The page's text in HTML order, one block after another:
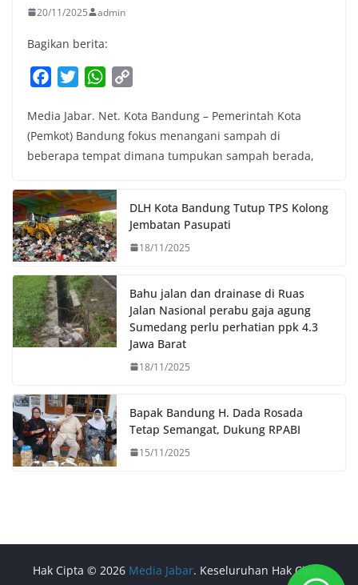
20/11/2025 admin
Bagikan berita:
c
e
b
o
k
i
t
t
r
W
a
t
s
p
p
p
y
L
n
k
Media Jabar. Net. Kota Bandung – Pemerintah Kota
(Pemkot) Bandung fokus menangani sampah di
beberapa tempat dimana tumpukan sampah berada,
DLH Kota Bandung Tutup TPS Kolong
Jembatan Pasupati
18/11/2025
Bahu jalan dan drainase di Ruas
Jalan Nasional perabu gaja agung
Sumedang perlu perhatian ppk 4.3
Jawa Barat
18/11/2025
Bapak Bandung H. Dada Rosada
Tetap Semangat, Dukung RPABI
15/11/2025
Hak Cipta © 2026 Media Jabar. Keseluruhan Hak Cipta.